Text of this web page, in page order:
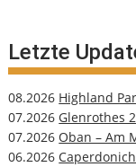
Letzte
08.2026 Highland
07.2026 Glenrothes
07.2026 Oban – Am
06.2026